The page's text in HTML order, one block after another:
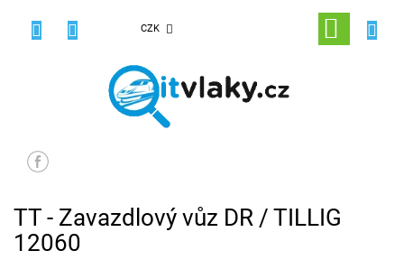
CZK
NÁKUPNÍ
KOŠÍK
TT - Zavazdlový vůz DR / TILLIG
12060